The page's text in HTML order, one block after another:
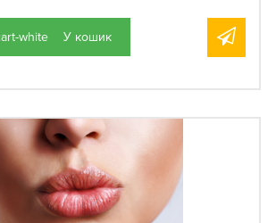
У кошик